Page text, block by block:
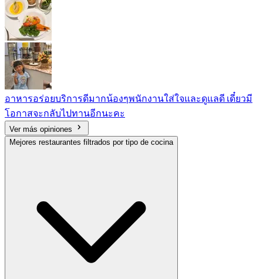
อาหารอร่อยบริการดีมากน้องๆพนักงานใส่ใจและดูแลดี เดี๋ยวมี
โอกาสจะกลับไปทานอีกนะคะ
Ver más opiniones
Mejores restaurantes filtrados por tipo de cocina